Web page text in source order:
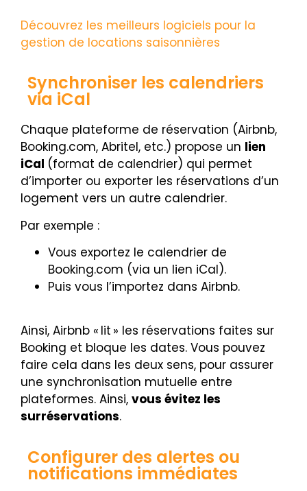
Découvrez les meilleurs logiciels pour la
gestion de locations saisonnières
Synchroniser les calendriers
via iCal
Chaque plateforme de réservation (Airbnb,
Booking.com, Abritel, etc.) propose un lien
iCal (format de calendrier) qui permet
d’importer ou exporter les réservations d’un
logement vers un autre calendrier.
Par exemple :
Vous exportez le calendrier de
Booking.com (via un lien iCal).
Puis vous l’importez dans Airbnb.
Ainsi, Airbnb « lit » les réservations faites sur
Booking et bloque les dates. Vous pouvez
faire cela dans les deux sens, pour assurer
une synchronisation mutuelle entre
plateformes. Ainsi, vous évitez les
surréservations.
Configurer des alertes ou
notifications immédiates